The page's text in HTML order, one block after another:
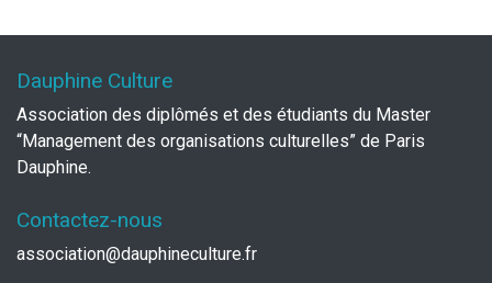
Dauphine Culture
Association des diplômés et des étudiants du Master
“Management des organisations culturelles” de Paris
Dauphine.
Contactez-nous
association@dauphineculture.fr